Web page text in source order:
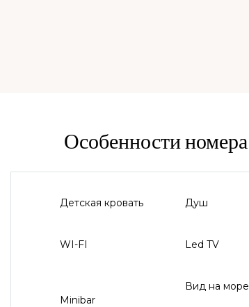
Особенности номера
Детская кровать Душ
WI-FI Led TV
Minibar
Вид на море